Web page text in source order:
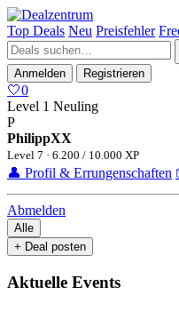
Top Deals Neu Preisfehler
Anmelden
Registrieren
🤍0
Level 1 Neuling
P
PhilippXX
Level 7 · 6.200 / 10.000 XP
👤 Profil & Errungenschaften
Abmelden
Alle
+ Deal posten
Aktuelle Events